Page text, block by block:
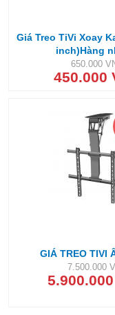
Giá Treo TiVi Xoay
inch)Hàng
650.000
450.000
GIÁ TREO TIVI
7.500.000